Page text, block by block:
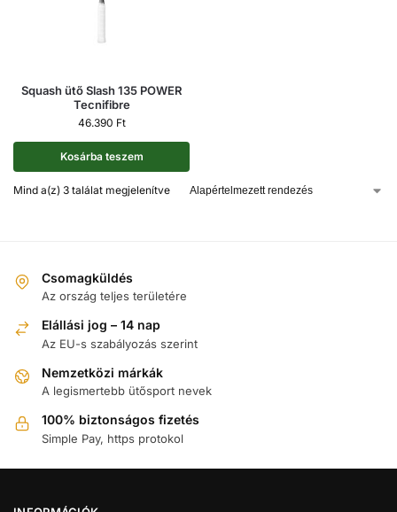
Squash ütő Slash 135 POWER
Tecnifibre
46.390 Ft
Kosárba teszem
Mind a(z) 3 találat megjelenítve
Csomagküldés
Az ország teljes területére
Elállási jog – 14 nap
Az EU-s szabályozás szerint
Nemzetközi márkák
A legismertebb ütősport nevek
100% biztonságos fizetés
Simple Pay, https protokol